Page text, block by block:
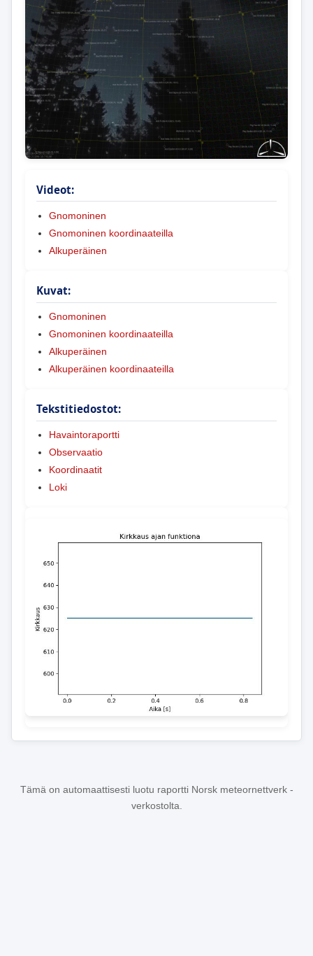
Videot:
Gnomoninen
Gnomoninen koordinaateilla
Alkuperäinen
Kuvat:
Gnomoninen
Gnomoninen koordinaateilla
Alkuperäinen
Alkuperäinen koordinaateilla
Tekstitiedostot:
Havaintoraportti
Observaatio
Koordinaatit
Loki
Tämä on automaattisesti luotu raportti Norsk meteornettverk -
verkostolta.